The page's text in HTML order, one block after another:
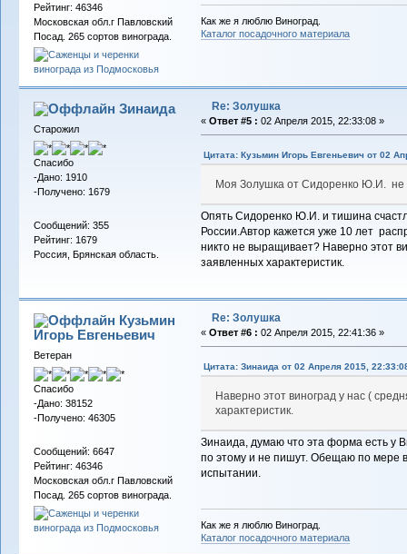
Рейтинг: 46346
Московская обл.г Павловский
Посад. 265 сортов винограда.
Как же я люблю Виноград.
Каталог посадочного материала
Зинаида
Старожил
Спасибо
-Дано: 1910
-Получено: 1679
Сообщений: 355
Рейтинг: 1679
Россия, Брянская область.
Re: Золушка
« Ответ #5 : 02 Апреля 2015, 22:33:08 »
Цитата: Кузьмин Игорь Евгеньевич от 02
Моя Золушка от Сидоренко Ю.И. не
Опять Сидоренко Ю.И. и тишина
России.Автор кажется уже 10 лет
никто не выращивает? Наверно этот
заявленных характеристик.
Кузьмин
Игорь Евгеньевич
Ветеран
Спасибо
-Дано: 38152
-Получено: 46305
Сообщений: 6647
Рейтинг: 46346
Московская обл.г Павловский
Посад. 265 сортов винограда.
Re: Золушка
« Ответ #6 : 02 Апреля 2015, 22:41:36 »
Цитата: Зинаида от 02 Апреля 2015,
Наверно этот виноград у нас (
характеристик.
Зинаида, думаю что эта форма есть у
по этому и не пишут. Обещаю по мере
испытании.
Как же я люблю Виноград.
Каталог посадочного материала